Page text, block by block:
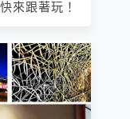
來跟著玩！